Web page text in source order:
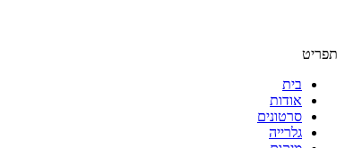
תפריט
בית
אודות
סרטונים
גלרייה